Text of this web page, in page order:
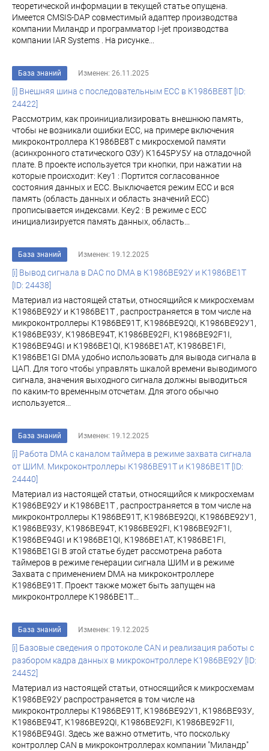
теоретической информации в текущей статье опущена.
Имеется CMSIS-DAP совместимый адаптер производства
компании Миландр и программатор I-jet производства
компании IAR Systems . На рисунке...
База знаний Изменен: 26.11.2025
[i] Внешняя шина с последовательным ECC в К1986ВЕ8Т [ID:
24422]
Рассмотрим, как проинициализировать внешнюю память,
чтобы не возникали ошибки ECC, на примере включения
микроконтроллера К1986ВЕ8Т с микросхемой памяти
(асинхронного статического ОЗУ) К1645РУ5У на отладочной
плате. В проекте используется три кнопки, при нажатии на
которые происходит: Key1 : Портится согласованное
состояния данных и ECC. Выключается режим ECC и вся
память (область данных и область значений ЕСС)
прописывается индексами. Key2 : В режиме с ECC
инициализируется память данных, область...
База знаний Изменен: 19.12.2025
[i] Вывод сигнала в DAC по DMA в К1986ВЕ92У и К1986ВЕ1Т
[ID: 24438]
Материал из настоящей статьи, относящийся к микросхемам
К1986ВЕ92У и К1986ВЕ1Т , распространяется в том числе на
микроконтроллеры К1986ВЕ91Т, К1986ВЕ92QI, К1986ВЕ92У1,
К1986ВЕ93У, К1986ВЕ94Т, К1986ВЕ92FI, К1986ВЕ92F1I,
К1986ВЕ94GI и К1986ВЕ1QI, К1986ВЕ1АТ, К1986ВЕ1FI,
К1986ВЕ1GI DMA удобно использовать для вывода сигнала в
ЦАП. Для того чтобы управлять шкалой времени выводимого
сигнала, значения выходного сигнала должны выводиться
по каким-то временным отсчетам. Для этого обычно
используется...
База знаний Изменен: 19.12.2025
[i] Работа DMA c каналом таймера в режиме захвата сигнала
от ШИМ. Микроконтроллеры К1986ВЕ91Т и К1986ВЕ1Т [ID:
24440]
Материал из настоящей статьи, относящийся к микросхемам
К1986ВЕ92У и К1986ВЕ1Т , распространяется в том числе на
микроконтроллеры К1986ВЕ91Т, К1986ВЕ92QI, К1986ВЕ92У1,
К1986ВЕ93У, К1986ВЕ94Т, К1986ВЕ92FI, К1986ВЕ92F1I,
К1986ВЕ94GI и К1986ВЕ1QI, К1986ВЕ1АТ, К1986ВЕ1FI,
К1986ВЕ1GI В этой статье будет рассмотрена работа
таймеров в режиме генерации сигнала ШИМ и в режиме
Захвата с применением DMA на микроконтроллере
К1986ВЕ91Т. Проект также может быть запущен на
микроконтроллере К1986ВЕ1Т...
База знаний Изменен: 19.12.2025
[i] Базовые сведения о протоколе CAN и реализация работы с
разбором кадра данных в микроконтроллере К1986BE92У [ID:
24452]
Материал из настоящей статьи, относящийся к микросхемам
К1986ВЕ92У распространяется в том числе на
микроконтроллеры К1986ВЕ91Т, К1986ВЕ92У1, К1986ВЕ93У,
К1986ВЕ94Т, К1986ВЕ92QI, К1986ВЕ92FI, К1986ВЕ92F1I,
К1986ВЕ94GI. Здесь же важно отметить, что поскольку
контроллер CAN в микроконтроллерах компании "Миландр"